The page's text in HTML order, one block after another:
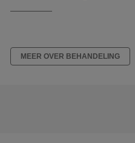
MEER OVER BEHANDELING